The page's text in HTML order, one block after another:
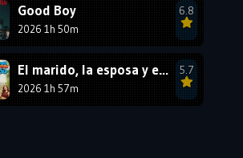
Good Boy
2026 1h 50m
6.8
El marido, la esposa y ella 2
2026 1h 57m
5.7